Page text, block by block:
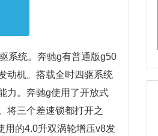
系统。奔驰g有普通版g50
动机。搭载全时四驱系统
力。奔驰g使用了开放式
将三个差速锁都打开之
用的4.0升双涡轮增压v8发